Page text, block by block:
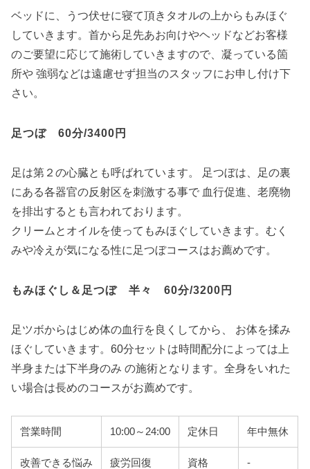
ベッドに、うつ伏せに寝て頂きタオルの上からもみほぐ
していきます。首から足先あお向けやヘッドなどお客様
のご要望に応じて施術していきますので、凝っている箇
所や 強弱などは遠慮せず担当のスタッフにお申し付け下
さい。
足つぼ 60分/3400円
足は第２の心臓とも呼ばれています。 足つぼは、足の裏
にある各器官の反射区を刺激する事で 血行促進、老廃物
を排出するとも言われております。
クリームとオイルを使ってもみほぐしていきます。むく
みや冷えが気になる性に足つぼコースはお薦めです。
もみほぐし＆足つぼ 半々 60分/3200円
足ツボからはじめ体の血行を良くしてから、 お体を揉み
ほぐしていきます。60分セットは時間配分によっては上
半身または下半身のみ の施術となります。全身をいれた
い場合は長めのコースがお薦めです。
営業時間 10:00～24:00 定休日 年中無休
改善できる悩み 疲労回復 資格 -